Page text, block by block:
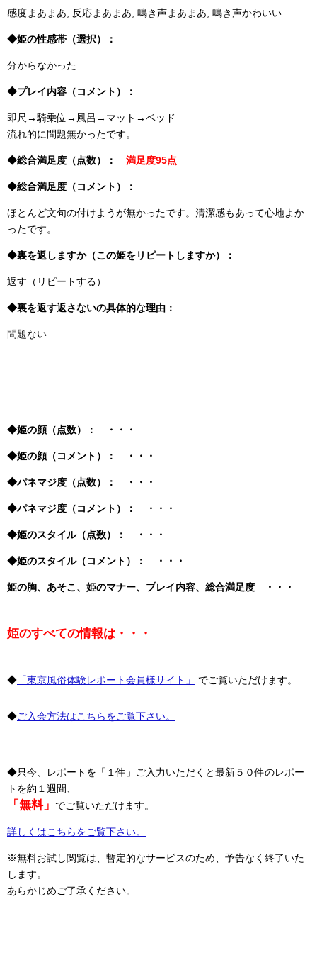
感度まあまあ, 反応まあまあ, 鳴き声まあまあ, 鳴き声かわいい
◆姫の性感帯（選択）：
分からなかった
◆プレイ内容（コメント）：
即尺→騎乗位→風呂→マット→ベッド
流れ的に問題無かったです。
◆総合満足度（点数）： 満足度95点
◆総合満足度（コメント）：
ほとんど文句の付けようが無かったです。清潔感もあって心地よか
ったです。
◆裏を返しますか（この姫をリピートしますか）：
返す（リピートする）
◆裏を返す返さないの具体的な理由：
問題ない
◆姫の顔（点数）： ・・・
◆姫の顔（コメント）： ・・・
◆パネマジ度（点数）： ・・・
◆パネマジ度（コメント）： ・・・
◆姫のスタイル（点数）： ・・・
◆姫のスタイル（コメント）： ・・・
姫の胸、あそこ、姫のマナー、プレイ内容、総合満足度 ・・・
姫のすべての情報は・・・
◆ 「東京風俗体験レポート会員様サイト」 でご覧いただけます。
◆ご入会方法はこちらをご覧下さい。
◆只今、レポートを「１件」ご入力いただくと最新５０件のレポー
トを約１週間、
「無料」 でご覧いただけます。
詳しくはこちらをご覧下さい。
※無料お試し閲覧は、暫定的なサービスのため、予告なく終了いた
します。
あらかじめご了承ください。